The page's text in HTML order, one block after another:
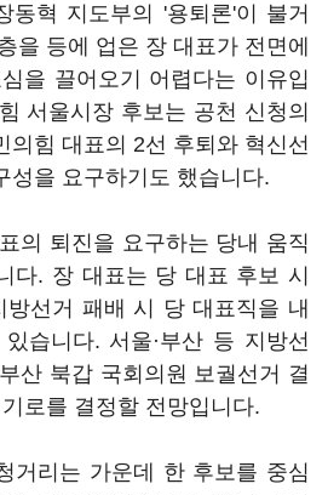
동혁 지도부의 '용퇴론'이 불거
을 등에 업은 장 대표가 전면에
을 끌어오기 어렵다는 이유입
서울시장 후보는 공천 신청의
의힘 대표의 2선 후퇴와 혁신선
성을 요구하기도 했습니다.
의 퇴진을 요구하는 당내 움직
다. 장 대표는 당 대표 후보 시
선거 패배 시 당 대표직을 내
습니다. 서울·부산 등 지방선
산 북갑 국회의원 보궐선거 결
로를 결정할 전망입니다.
거리는 가운데 한 후보를 중심